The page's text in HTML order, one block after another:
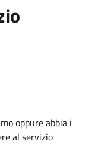
oppure abbia i
al servizio